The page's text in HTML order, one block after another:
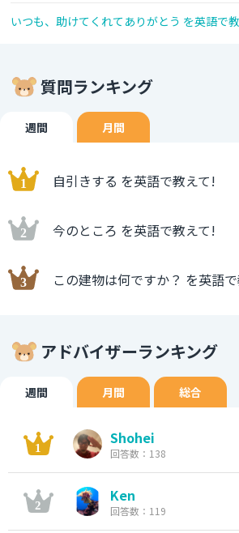
いつも、助けてくれてありがとう を英語で
質問ランキング
週間 月間
自引きする を英語で教えて!
今のところ を英語で教えて!
この建物は何ですか？ を英語
アドバイザーランキング
週間 月間 総合
Shohei
回答数：138
Ken
回答数：119